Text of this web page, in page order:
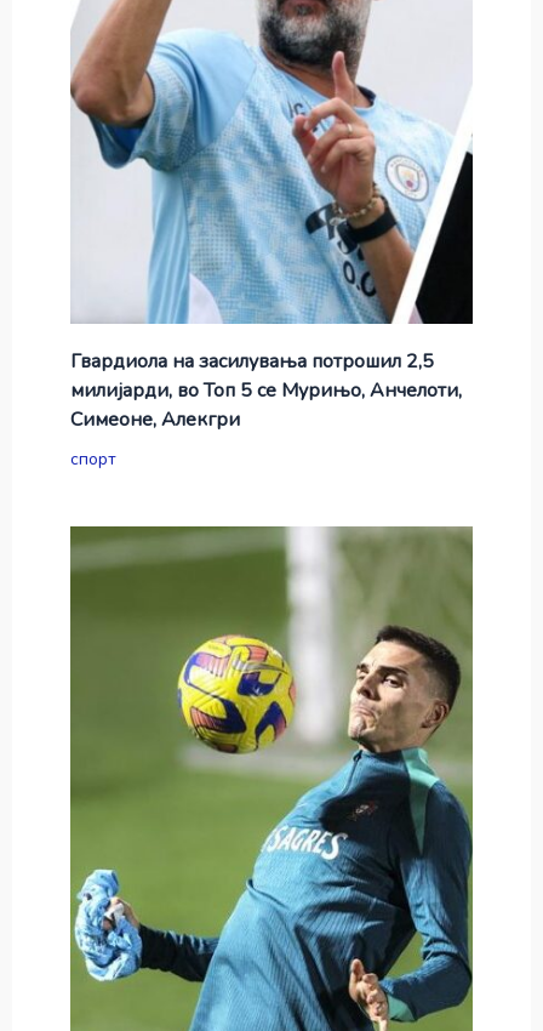
Гвардиола на засилувања потрошил 2,5
милијарди, во Топ 5 се Мурињо, Анчелоти,
Симеоне, Алекгри
спорт